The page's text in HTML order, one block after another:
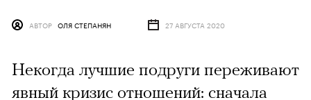
АВТОР ОЛЯ СТЕПАНЯН 27 АВГУСТА 2020
Некогда лучшие подруги переживают
явный кризис отношений: сначала